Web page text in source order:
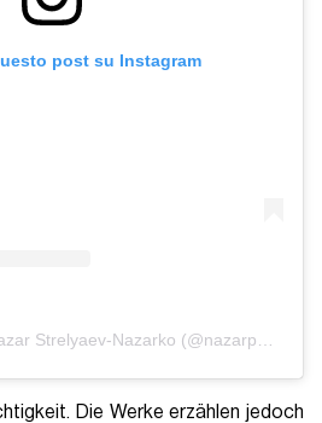
post su Instagram
Die Werke erzählen jedoch